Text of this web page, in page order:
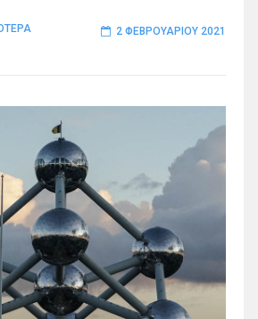
2 ΦΕΒΡΟΥΑΡΊΟΥ 2021